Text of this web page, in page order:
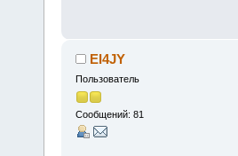
EI4JY
Пользователь
Сообщений: 81